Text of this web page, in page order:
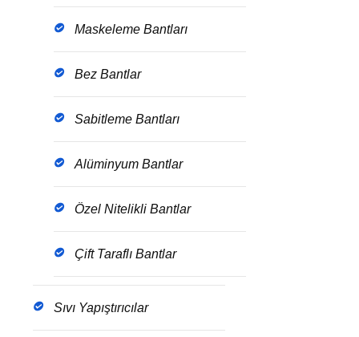
Maskeleme Bantları
Bez Bantlar
Sabitleme Bantları
Alüminyum Bantlar
Özel Nitelikli Bantlar
Çift Taraflı Bantlar
Sıvı Yapıştırıcılar